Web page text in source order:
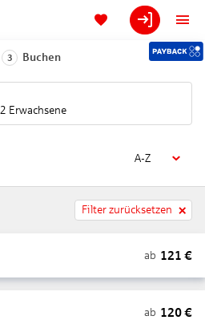
3 Buchen
2 Erwachsene
A-Z
Filter zurücksetzen
ab 121 €
ab 120€